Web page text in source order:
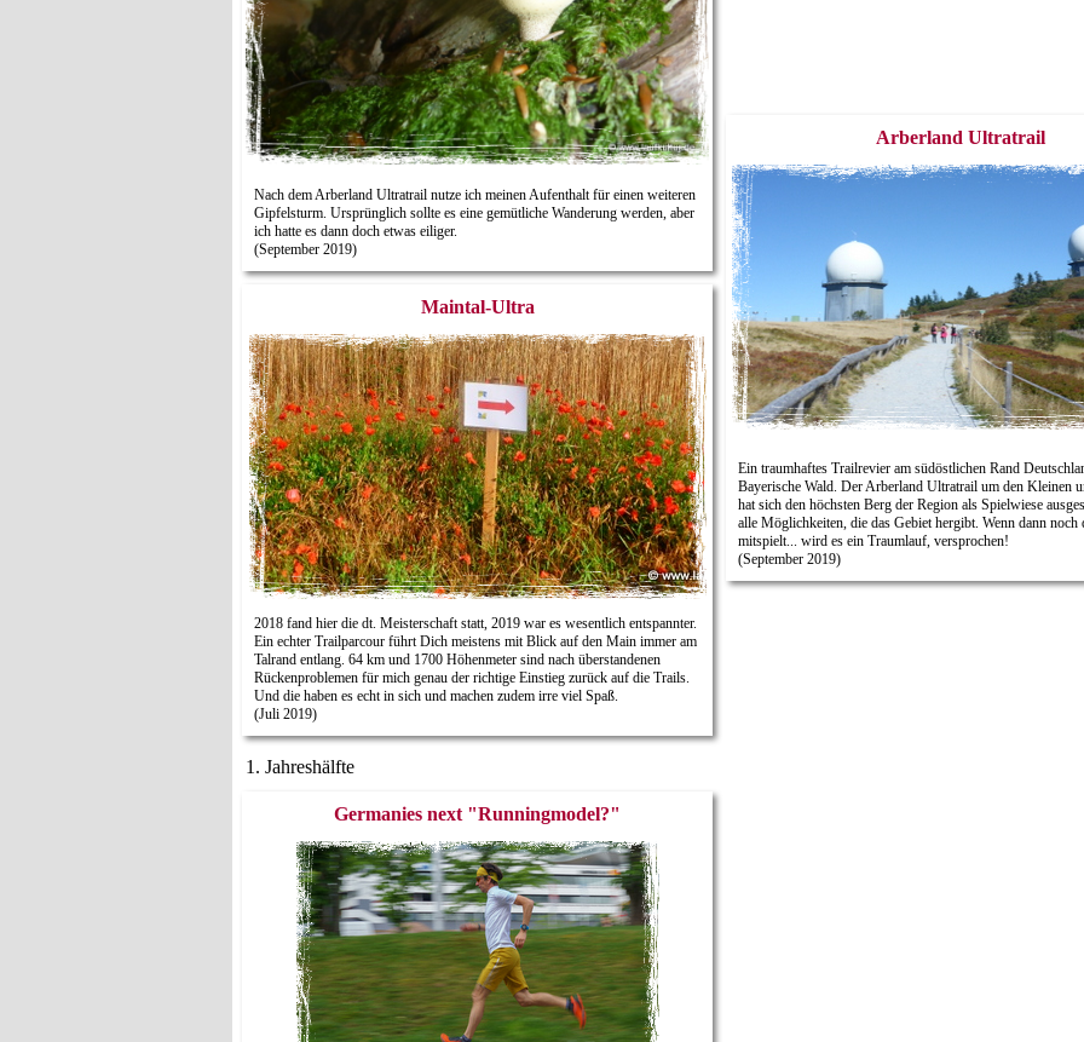
Nach dem Arberland Ultratrail nutze ich meinen Aufenthalt für einen weiteren
Gipfelsturm. Ursprünglich sollte es eine gemütliche Wanderung werden, aber
ich hatte es dann doch etwas eiliger.
(September 2019)
Maintal-Ultra
2018 fand hier die dt. Meisterschaft statt, 2019 war es wesentlich entspannter.
Ein echter Trailparcour führt Dich meistens mit Blick auf den Main immer am
Talrand entlang. 64 km und 1700 Höhenmeter sind nach überstandenen
Rückenproblemen für mich genau der richtige Einstieg zurück auf die Trails.
Und die haben es echt in sich und machen zudem irre viel Spaß.
(Juli 2019)
Arberland Ultratrail
Ein traumhaftes Trailrevier am südöstlichen Rand
Bayerische Wald. Der Arberland Ultratrail um den Kleinen
hat sich den höchsten Berg der Region als Spielwiese
alle Möglichkeiten, die das Gebiet hergibt. Wenn dann noch
mitspielt... wird es ein Traumlauf, versprochen!
(September 2019)
1. Jahreshälfte
Germanies next "Runningmodel?"